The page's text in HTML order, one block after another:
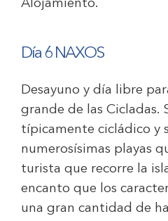
Alojamiento.
Día 6 NAXOS
Desayuno y día libre
grande de las Cicladas.
típicamente cicládico y
numerosísimas playas
turista que recorre la
encanto que los
una gran cantidad de